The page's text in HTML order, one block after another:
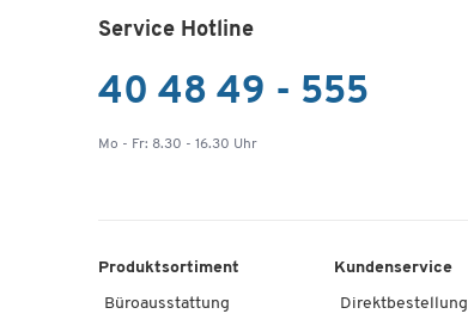
Service Hotline
40 48 49 - 555
Mo - Fr: 8.30 - 16.30 Uhr
Produktsortiment
Büroausstattung
Kundenservice
Direktbestellung